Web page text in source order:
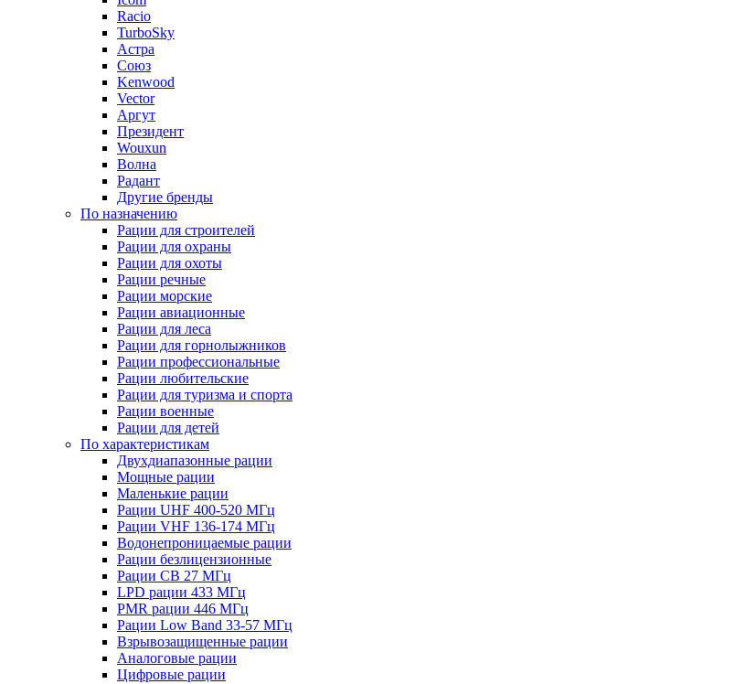
Racio
TurboSky
Астра
Союз
Kenwood
Vector
Аргут
Президент
Wouxun
Волна
Радант
Другие бренды
По назначению
Рации для строителей
Рации для охраны
Рации для охоты
Рации речные
Рации морские
Рации авиационные
Рации для леса
Рации для горнолыжников
Рации профессиональные
Рации любительские
Рации для туризма и спорта
Рации военные
Рации для детей
По характеристикам
Двухдиапазонные рации
Мощные рации
Маленькие рации
Рации UHF 400-520 МГц
Рации VHF 136-174 МГц
Водонепроницаемые рации
Рации безлицензионные
Рации CB 27 МГц
LPD рации 433 МГц
PMR рации 446 МГц
Рации Low Band 33-57 МГц
Взрывозащищенные рации
Аналоговые рации
Цифровые рации